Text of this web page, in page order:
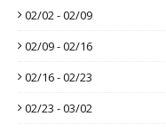
02/02 - 02/09
02/09 - 02/16
02/16 - 02/23
02/23 - 03/02